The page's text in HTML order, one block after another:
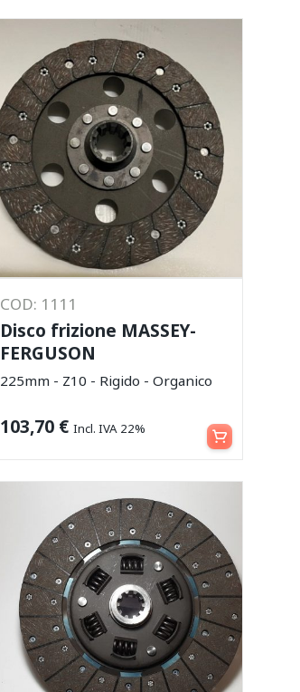
COD: 1111
Disco frizione MASSEY-
FERGUSON
225mm - Z10 - Rigido - Organico
103,70 € Incl. IVA 22% Aggiungi al carrello